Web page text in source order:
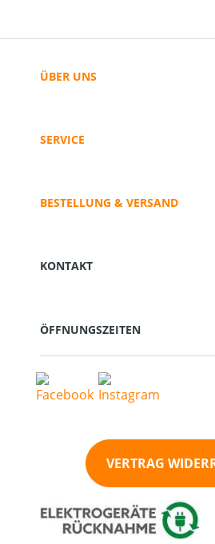
ÜBER UNS
SERVICE
BESTELLUNG & VERSAND
KONTAKT
ÖFFNUNGSZEITEN
VERTRAG